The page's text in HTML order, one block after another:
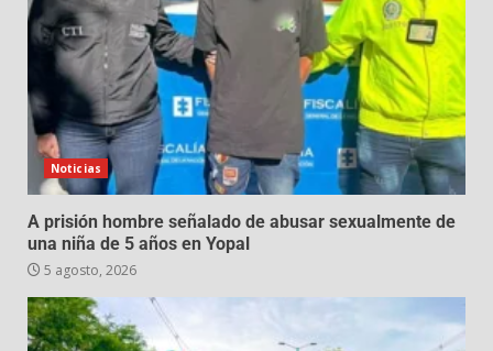
Noticias
A prisión hombre señalado de abusar sexualmente de
una niña de 5 años en Yopal
5 agosto, 2026